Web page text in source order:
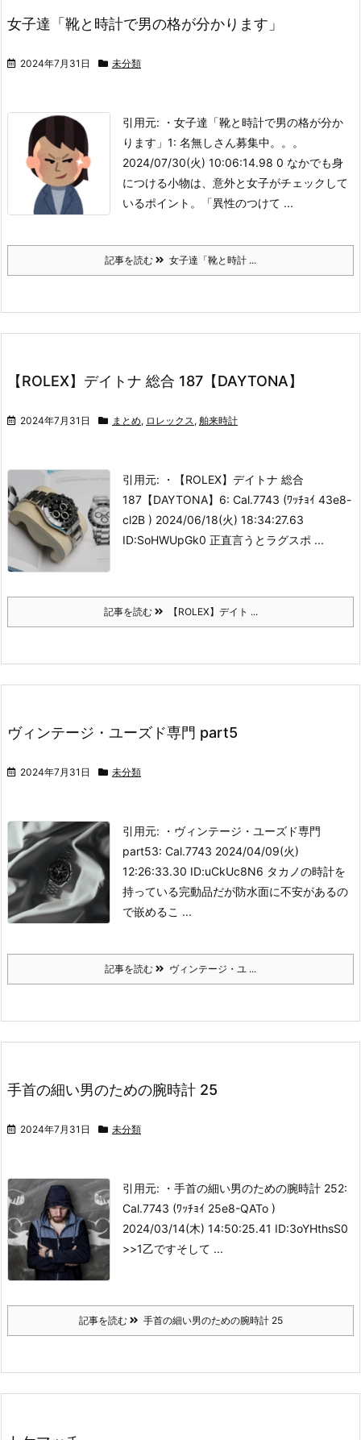
女子達「靴と時計で男の格が分かります」
2024年7月31日 未分類
引用元: ・女子達「靴と時計で男の格が分か
ります」 1: 名無しさん募集中。。。
2024/07/30(火) 10:06:14.98 0 なかでも身
につける小物は、意外と女子がチェックして
いるポイント。
「異性のつけて ...
記事を読む 女子達「靴と時計 ...
【ROLEX】デイトナ 総合 187【DAYTONA】
2024年7月31日 まとめ, ロレックス , 舶来時計
引用元: ・【ROLEX】デイトナ 総合
187【DAYTONA】 6: Cal.7743 (ﾜｯﾁｮｲ 43e8-
cl2B ) 2024/06/18(火) 18:34:27.63
ID:SoHWUpGk0 正直言うとラグスポ ...
記事を読む 【ROLEX】デイト ...
ヴィンテージ・ユーズド専門 part5
2024年7月31日 未分類
引用元: ・ヴィンテージ・ユーズド専門
part53: Cal.7743 2024/04/09(火)
12:26:33.30 ID:uCkUc8N6 タカノの時計を
持っている完動品だが防水面に不安があるの
で嵌めるこ ...
記事を読む ヴィンテージ・ユ ...
手首の細い男のための腕時計 25
2024年7月31日 未分類
引用元: ・手首の細い男のための腕時計 252:
Cal.7743 (ﾜｯﾁｮｲ 25e8-QATo )
2024/03/14(木) 14:50:25.41 ID:3oYHthsS0
>>1乙ですそして ...
記事を読む 手首の細い男のための腕時計 25